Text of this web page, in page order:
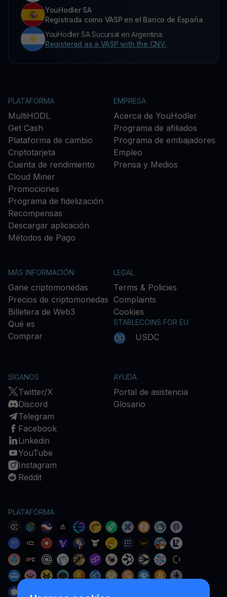
YouHodler SA
Registrada como VASP en el Banco de España
YouHodler SA Sucursal en Argentina.
Registered as a VASP with the CNV.
PLATAFORMA
MultiHODL
Get Cash
Plataforma de cambio
Criptotarjeta
Cuenta de rendimiento
Cloud Miner
Promociones
Programa de fidelización
Recompensas
Descargar aplicación
Métodos de Pago
EMPRESA
Acerca de YouHodler
Programa de afiliados
Programa de embajadores
Empleo
Prensa y Medios
MÁS INFORMACIÓN
Gane criptomonedas
Precios de criptomonedas
Billetera de Web3
Qué es
Comprar
LEGAL
Terms & Policies
Complaints
Cookies
STABLECOINS FOR EU
USDC
SÍGANOS
Twitter/X
Discord
Telegram
Facebook
Linkedin
YouTube
Instagram
Reddit
AYUDA
Portal de asistencia
Glosario
PLATAFORMA